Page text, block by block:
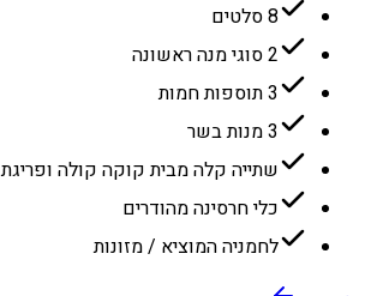
8 סלטים
2 סוגי מנה ראשונה
3 תוספות חמות
3 מנות בשר
שתייה קלה מבית קוקה קולה ופריגת
כלי חרסינה מהודרים
לחמניה המוציא / מזונות